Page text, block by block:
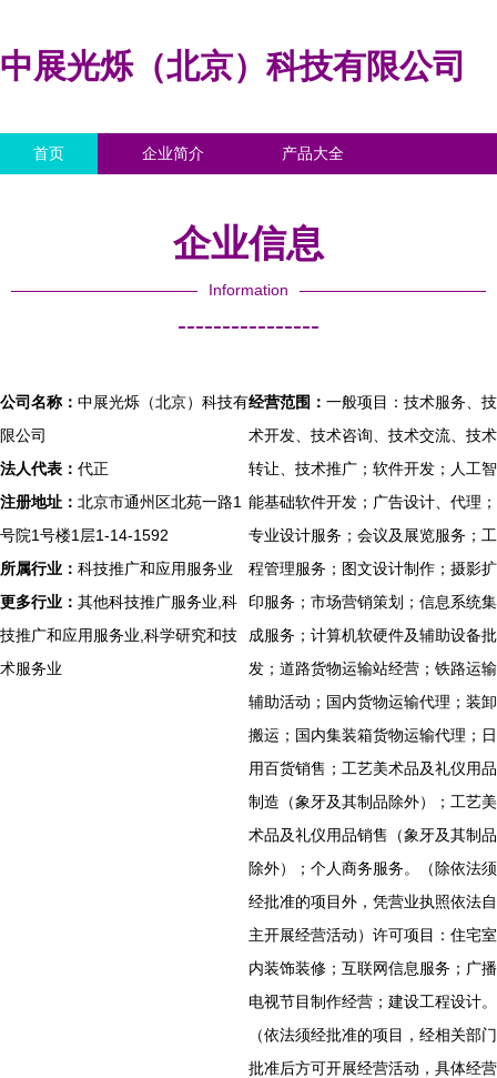
中展光烁（北京）科技有限公司
首页 企业简介 产品大全
企业信息
Information
----------------
公司名称： 中展光烁（北京）科技有
限公司
法人代表： 代正
注册地址： 北京市通州区北苑一路1
号院1号楼1层1-14-1592
所属行业： 科技推广和应用服务业
更多行业： 其他科技推广服务业,科
技推广和应用服务业,科学研究和技
术服务业
经营范围： 一般项目：技术服务、技
术开发、技术咨询、技术交流、技术
转让、技术推广；软件开发；人工智
能基础软件开发；广告设计、代理；
专业设计服务；会议及展览服务；工
程管理服务；图文设计制作；摄影扩
印服务；市场营销策划；信息系统集
成服务；计算机软硬件及辅助设备批
发；道路货物运输站经营；铁路运输
辅助活动；国内货物运输代理；装卸
搬运；国内集装箱货物运输代理；日
用百货销售；工艺美术品及礼仪用品
制造（象牙及其制品除外）；工艺美
术品及礼仪用品销售（象牙及其制品
除外）；个人商务服务。（除依法须
经批准的项目外，凭营业执照依法自
主开展经营活动）许可项目：住宅室
内装饰装修；互联网信息服务；广播
电视节目制作经营；建设工程设计。
（依法须经批准的项目，经相关部门
批准后方可开展经营活动，具体经营